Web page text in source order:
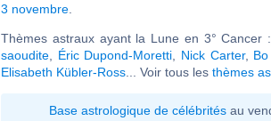
3 novembre
Thèmes astraux ayant la Lune en 3° Cancer :
saoudite
Éric Dupond-Moretti Nick Carter,
Elisabeth Kübler-Ross ... Voir tous les thèmes
Base astrologique de célébrités au